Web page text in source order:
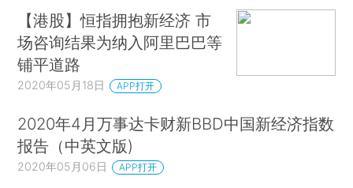
【港股】恒指拥抱新经济 市
场咨询结果为纳入阿里巴巴等
铺平道路
2020年05月18日 APP打开
2020年4月万事达卡财新BBD中国新经济指数
报告（中英文版)
2020年05月06日 APP打开